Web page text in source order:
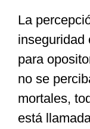
La
inseguridad
para
no se
mortales,
está